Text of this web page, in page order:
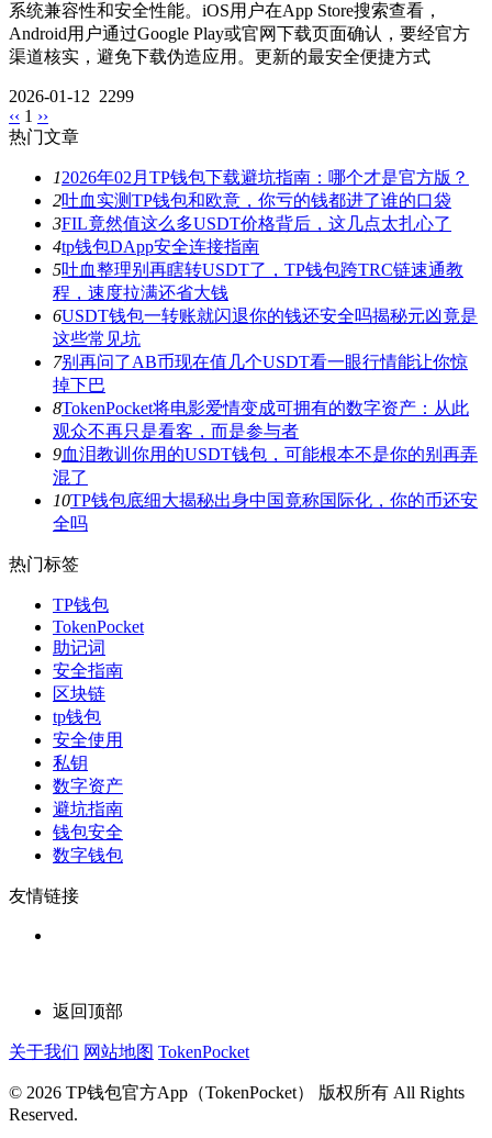
系统兼容性和安全性能。iOS用户在App Store搜索查看，
Android用户通过Google Play或官网下载页面确认，要经官方
渠道核实，避免下载伪造应用。更新的最安全便捷方式
2026-01-12 2299
‹‹ 1 ››
热门文章
12026年02月TP钱包下载避坑指南：哪个才是官方版？
2吐血实测TP钱包和欧意，你亏的钱都进了谁的口袋
3FIL竟然值这么多USDT价格背后，这几点太扎心了
4tp钱包DApp安全连接指南
5吐血整理别再瞎转USDT了，TP钱包跨TRC链速通教
程，速度拉满还省大钱
6USDT钱包一转账就闪退你的钱还安全吗揭秘元凶竟是
这些常见坑
7别再问了AB币现在值几个USDT看一眼行情能让你惊
掉下巴
8TokenPocket将电影爱情变成可拥有的数字资产：从此
观众不再只是看客，而是参与者
9血泪教训你用的USDT钱包，可能根本不是你的别再弄
混了
10TP钱包底细大揭秘出身中国竟称国际化，你的币还安
全吗
热门标签
TP钱包
TokenPocket
助记词
安全指南
区块链
tp钱包
安全使用
私钥
数字资产
避坑指南
钱包安全
数字钱包
友情链接
返回顶部
关于我们 网站地图 TokenPocket
© 2026 TP钱包官方App（TokenPocket） 版权所有 All Rights
Reserved.